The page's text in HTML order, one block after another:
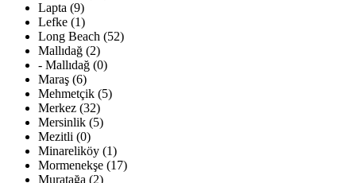
Lapta (9)
Lefke (1)
Long Beach (52)
Mallıdağ (2)
- Mallıdağ (0)
Maraş (6)
Mehmetçik (5)
Merkez (32)
Mersinlik (5)
Mezitli (0)
Minareliköy (1)
Mormenekşe (17)
Muratağa (2)